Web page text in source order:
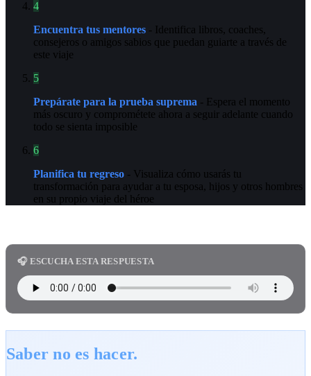
4
Encuentra tus mentores - Identifica libros, coaches,
consejeros o amigos sabios que puedan guiarte a través de
este viaje
5
Prepárate para la prueba suprema - Espera el momento
más oscuro y comprométete ahora a seguir adelante cuando
todo se sienta imposible
6
Planifica tu regreso - Visualiza cómo usarás tu
transformación para ayudar a tu esposa, hijos y otros hombres
en su propio viaje del héroe
🎧 ESCUCHA ESTA RESPUESTA
Saber no es hacer.